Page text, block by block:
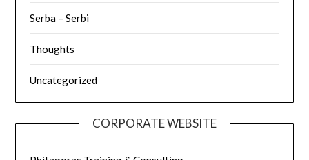
Serba – Serbi
Thoughts
Uncategorized
CORPORATE WEBSITE